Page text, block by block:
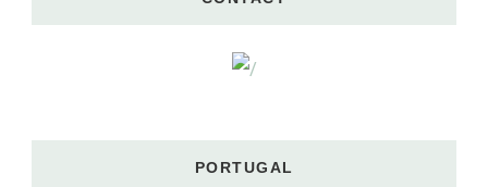
PORTUGAL